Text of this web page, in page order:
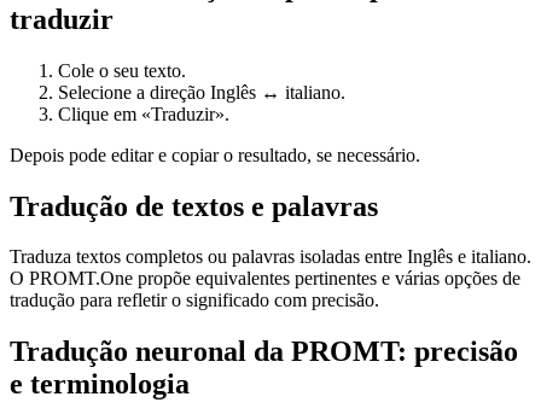
traduzir
Cole o seu texto.
Selecione a direção Inglês ↔ italiano.
Clique em «Traduzir».
Depois pode editar e copiar o resultado, se necessário.
Tradução de textos e palavras
Traduza textos completos ou palavras isoladas entre Inglês e italiano.
O PROMT.One propõe equivalentes pertinentes e várias opções de
tradução para refletir o significado com precisão.
Tradução neuronal da PROMT: precisão
e terminologia